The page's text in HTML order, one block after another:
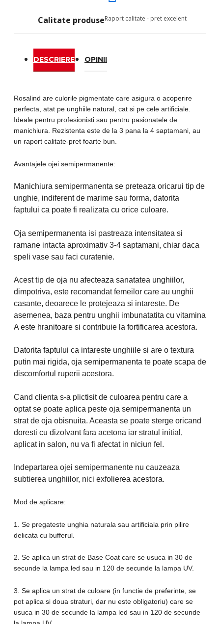
Calitate produseRaport calitate - pret excelent
DESCRIERE OPINII
Rosalind are culorile pigmentate care asigura o acoperire
perfecta, atat pe unghiile natural, cat si pe cele artificiale.
Ideale pentru profesionisti sau pentru pasionatele de
manichiura. Rezistenta este de la 3 pana la 4 saptamani, au
un raport calitate-pret foarte bun.
Avantajele ojei semipermanente:
Manichiura semipermanenta se preteaza oricarui tip de
unghie, indiferent de marime sau forma, datorita
faptului ca poate fi realizata cu orice culoare.
Oja semipermanenta isi pastreaza intensitatea si
ramane intacta aproximativ 3-4 saptamani, chiar daca
speli vase sau faci curatenie.
Acest tip de oja nu afecteaza sanatatea unghiilor,
dimpotriva, este recomandat femeilor care au unghii
casante, deoarece le protejeaza si intareste. De
asemenea, baza pentru unghii imbunatatita cu vitamina
A este hranitoare si contribuie la fortificarea acestora.
Datorita faptului ca intareste unghiile si are o textura
putin mai rigida, oja semipermanenta te poate scapa de
discomfortul ruperii acestora.
Cand clienta s-a plictisit de culoarea pentru care a
optat se poate aplica peste oja semipermanenta un
strat de oja obisnuita. Aceasta se poate sterge oricand
doresti cu dizolvant fara acetona iar stratul initial,
aplicat in salon, nu va fi afectat in niciun fel.
Indepartarea ojei semipermanente nu cauzeaza
subtierea unghiilor, nici exfolierea acestora.
Mod de aplicare:
1. Se pregateste unghia naturala sau artificiala prin pilire
delicata cu bufferul.
2. Se aplica un strat de Base Coat care se usuca in 30 de
secunde la lampa led sau in 120 de secunde la lampa UV.
3. Se aplica un strat de culoare (in functie de preferinte, se
pot aplica si doua straturi, dar nu este obligatoriu) care se
usuca in 30 de secunde la lampa led sau in 120 de secunde